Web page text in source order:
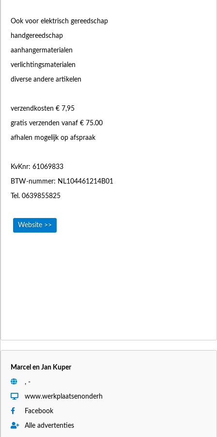
Ook voor elektrisch gereedschap
handgereedschap
aanhangermaterialen
verlichtingsmaterialen
diverse andere artikelen
verzendkosten € 7,95
gratis verzenden vanaf € 75.00
afhalen mogelijk op afspraak
KvKnr: 61069833
BTW-nummer: NL104461214B01
Tel. 0639855825
Website >>
Marcel en Jan Kuper
, -
www.werkplaatsenonderh
Facebook
Alle advertenties